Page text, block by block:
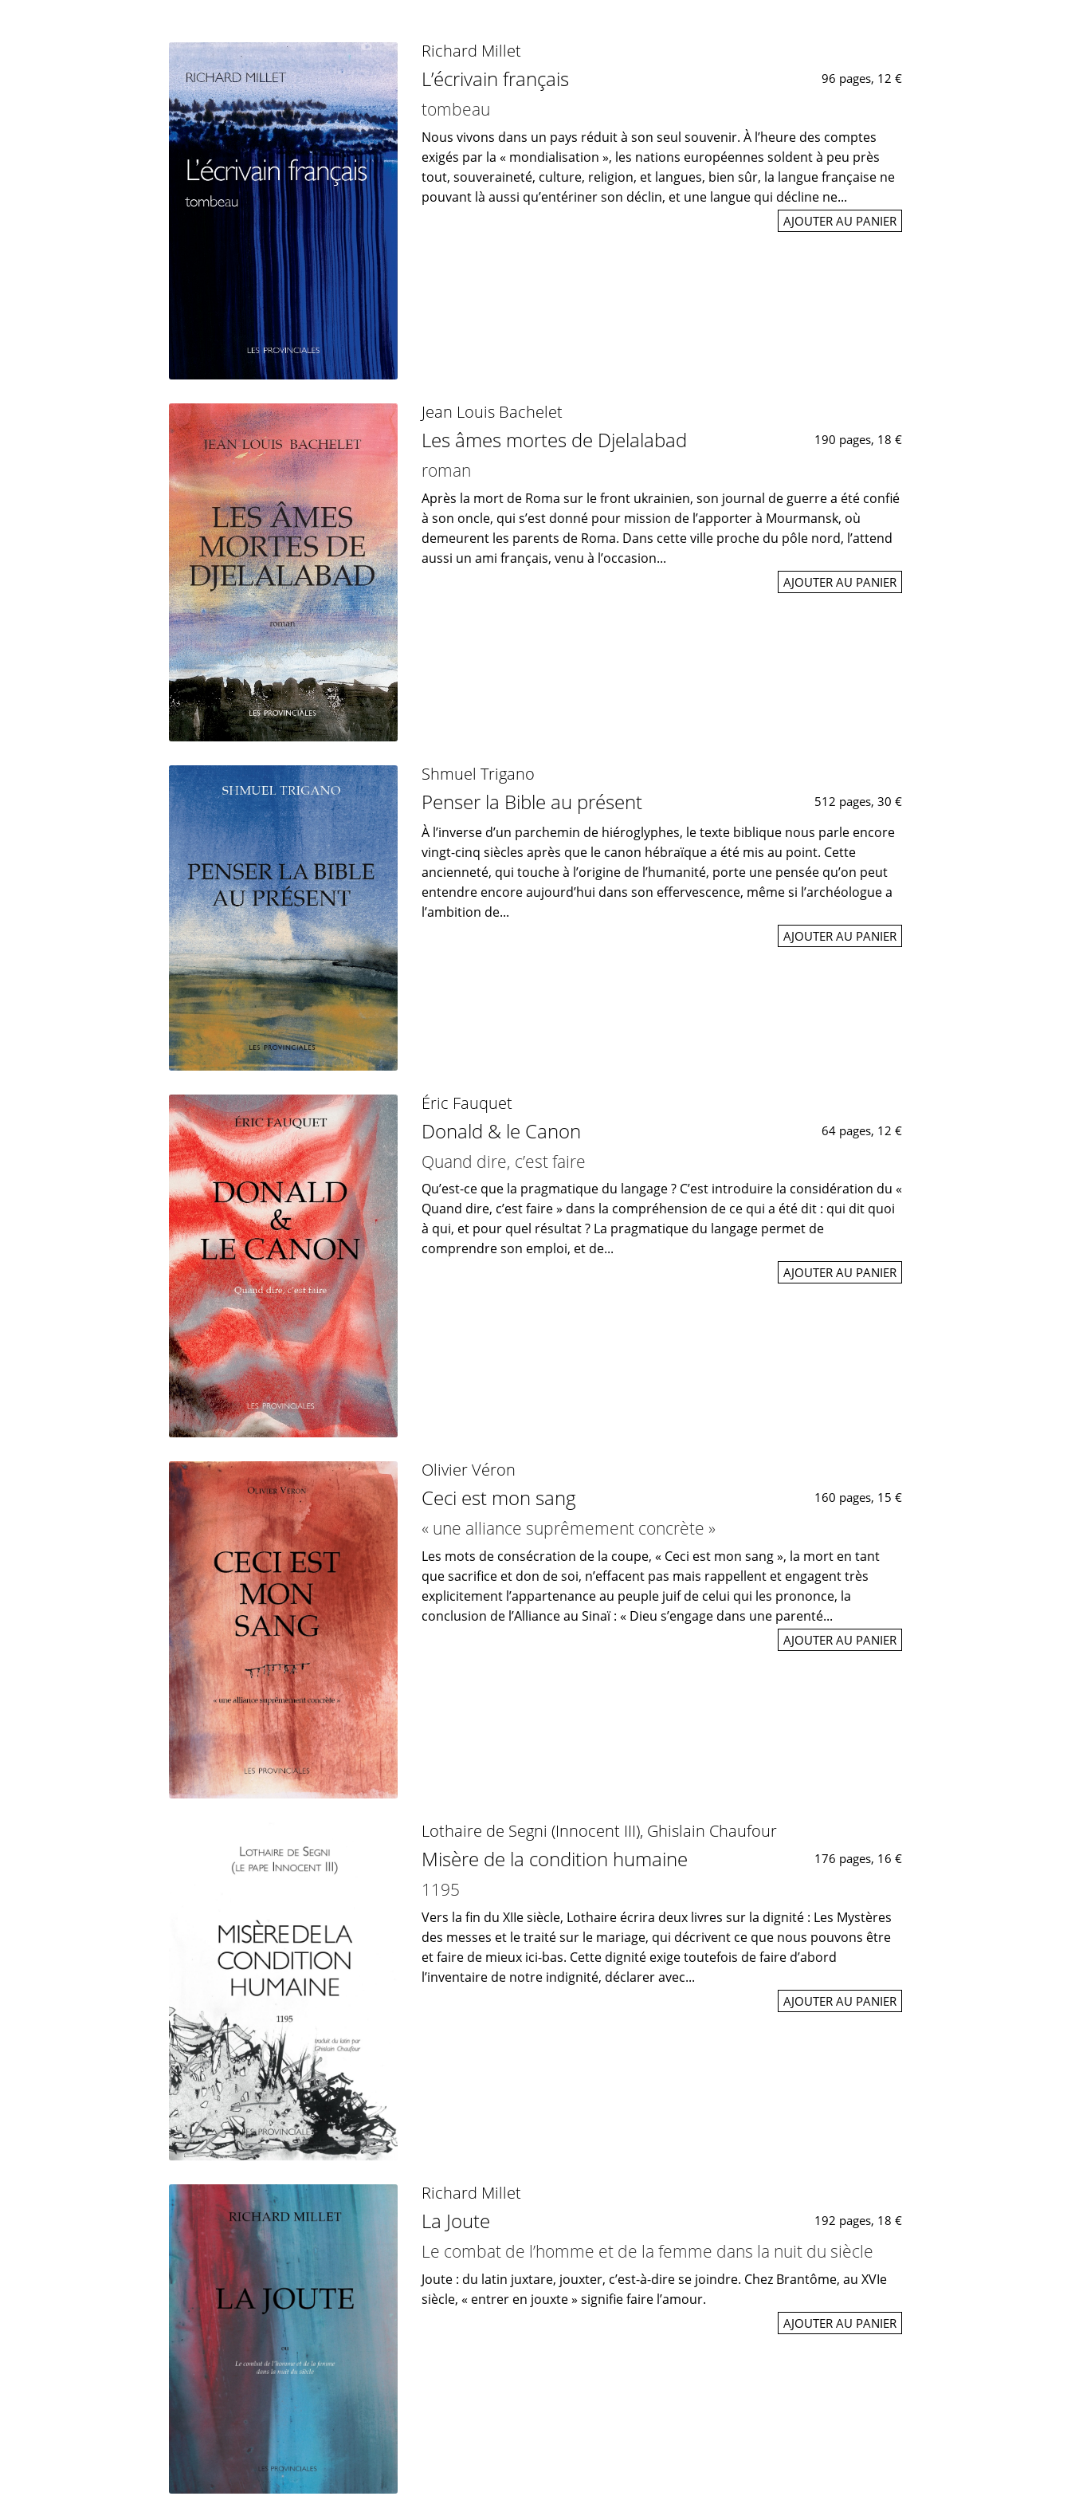
Richard Millet
L’écrivain français 96 pages, 12 €
tombeau
Nous vivons dans un pays réduit à son seul souvenir. À l’heure des comptes
exigés par la « mondialisation », les nations européennes soldent à peu près
tout, souveraineté, culture, religion, et langues, bien sûr, la langue française ne
pouvant là aussi qu’entériner son déclin, et une langue qui décline ne...
AJOUTER AU PANIER
Jean Louis Bachelet
Les âmes mortes de Djelalabad 190 pages, 18 €
roman
Après la mort de Roma sur le front ukrainien, son journal de guerre a été confié
à son oncle, qui s’est donné pour mission de l’apporter à Mourmansk, où
demeurent les parents de Roma. Dans cette ville proche du pôle nord, l’attend
aussi un ami français, venu à l’occasion...
AJOUTER AU PANIER
Shmuel Trigano
Penser la Bible au présent 512 pages, 30 €
À l’inverse d’un parchemin de hiéroglyphes, le texte biblique nous parle encore
vingt-cinq siècles après que le canon hébraïque a été mis au point. Cette
ancienneté, qui touche à l’origine de l’humanité, porte une pensée qu’on peut
entendre encore aujourd’hui dans son effervescence, même si l’archéologue a
l’ambition de...
AJOUTER AU PANIER
Éric Fauquet
Donald & le Canon 64 pages, 12 €
Quand dire, c’est faire
Qu’est-ce que la pragmatique du langage ? C’est introduire la considération du «
Quand dire, c’est faire » dans la compréhension de ce qui a été dit : qui dit quoi
à qui, et pour quel résultat ? La pragmatique du langage permet de
comprendre son emploi, et de...
AJOUTER AU PANIER
Olivier Véron
Ceci est mon sang 160 pages, 15 €
« une alliance suprêmement concrète »
Les mots de consécration de la coupe, « Ceci est mon sang », la mort en tant
que sacrifice et don de soi, n’effacent pas mais rappellent et engagent très
explicitement l’appartenance au peuple juif de celui qui les prononce, la
conclusion de l’Alliance au Sinaï : « Dieu s’engage dans une parenté...
AJOUTER AU PANIER
Lothaire de Segni (Innocent III), Ghislain Chaufour
Misère de la condition humaine 176 pages, 16 €
1195
Vers la fin du XIIe siècle, Lothaire écrira deux livres sur la dignité : Les Mystères
des messes et le traité sur le mariage, qui décrivent ce que nous pouvons être
et faire de mieux ici-bas. Cette dignité exige toutefois de faire d’abord
l’inventaire de notre indignité, déclarer avec...
AJOUTER AU PANIER
Richard Millet
La Joute 192 pages, 18 €
Le combat de l’homme et de la femme dans la nuit du siècle
Joute : du latin juxtare, jouxter, c’est-à-dire se joindre. Chez Brantôme, au XVIe
siècle, « entrer en jouxte » signifie faire l’amour.
AJOUTER AU PANIER